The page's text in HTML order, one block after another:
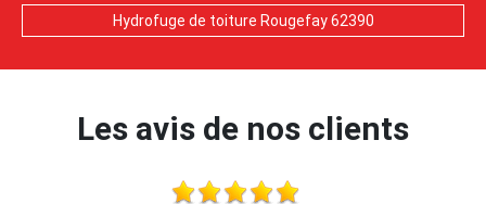
Hydrofuge de toiture Rougefay 62390
Les avis de nos clients